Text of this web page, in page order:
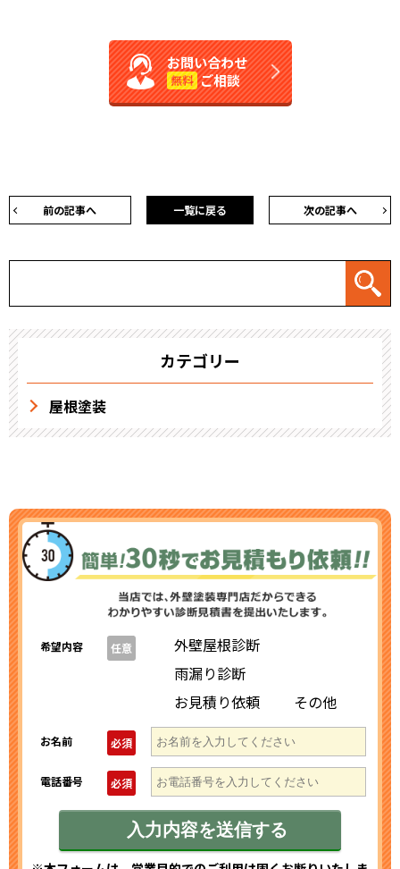
お問い合わせ
無料 ご相談
前の記事へ 次の記事へ
一覧に戻る
カテゴリー
屋根塗装
希望内容 任意
外壁屋根診断
雨漏り診断
お見積り依頼
その他
お名前 必須
電話番号 必須